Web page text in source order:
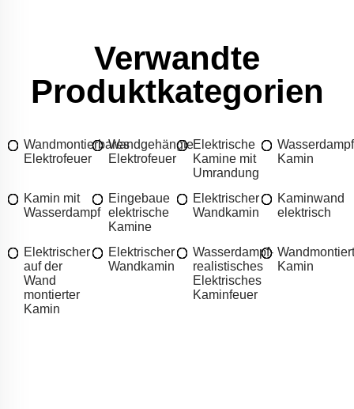
Verwandte
Produktkategorien
Wandmontierbares
Elektrofeuer
Wandgehängte
Elektrofeuer
Elektrische
Kamine mit
Umrandung
Kamin
Kamin mit
Wasserdampf
Eingebaue
elektrische
Kamine
Elektrischer
Wandkamin
Kaminwand
elektrisch
Elektrischer
auf der
Wand
montierter
Kamin
Elektrischer
Wandkamin
Wasserdampf-
realistisches
Elektrisches
Kaminfeuer
Kamin